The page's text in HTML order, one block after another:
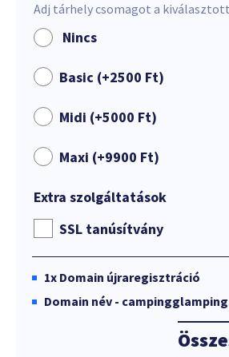
Adj tárhely csomagot a
Nincs
Basic (+2500 Ft)
Midi (+5000 Ft)
Maxi (+9900 Ft)
Extra szolgáltatások
SSL tanúsítvány
1x Domain újraregisztráció
Domain név -